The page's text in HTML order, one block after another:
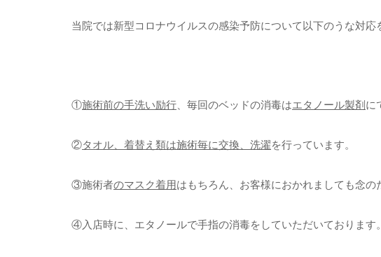
当院では新型コロナウイルスの感染予防について以下のうな対応
①施術前の手洗い励行、毎回のベッドの消毒はエタノール製剤 に
②タオル、着替え類は施術毎に交換、洗濯を行っています。
③施術者のマスク着用はもちろん、お客様におかれましても念の
④入店時に、エタノールで手指の消毒をしていただいております。